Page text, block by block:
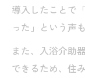
導入したことで
った」という声
また、入浴介助
できるため、住